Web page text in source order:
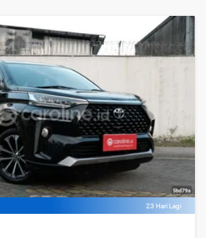
23 Hari Lagi